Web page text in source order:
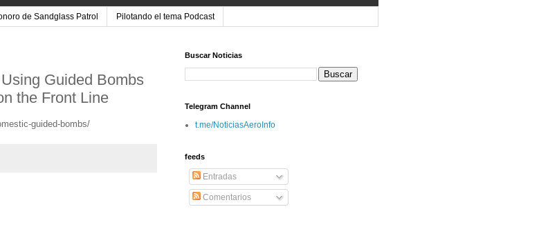
de Sandglass Patrol Pilotando el tema Podcast
Guided Bombs
the Front Line
guided-bombs/
Buscar Noticias
Telegram Channel
t.me/NoticiasAeroInfo
feeds
Entradas
Comentarios